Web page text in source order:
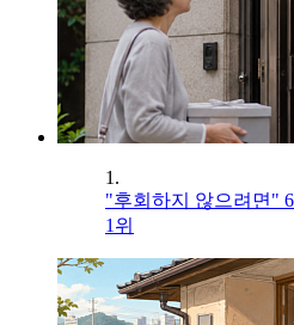
1.
"후회하지 않으려면"
1위